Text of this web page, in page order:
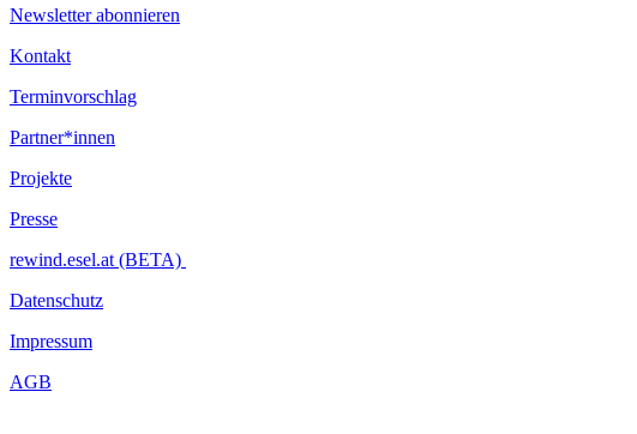
Newsletter abonnieren
Kontakt
Terminvorschlag
Partner*innen
Projekte
Presse
rewind.esel.at (BETA)
Datenschutz
Impressum
AGB